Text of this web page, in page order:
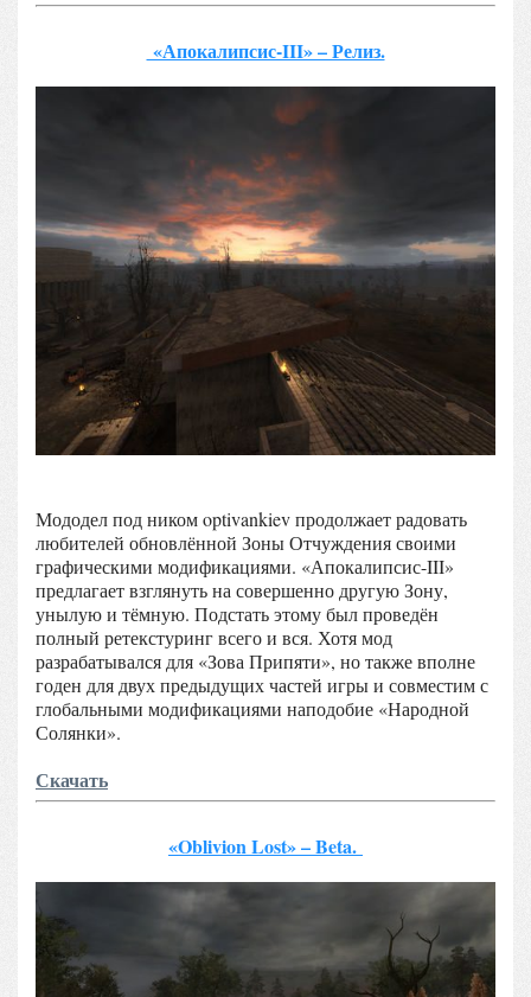
«Апокалипсис-III» – Релиз.
Мододел под ником optivankiev продолжает радовать
любителей обновлённой Зоны Отчуждения своими
графическими модификациями. «Апокалипсис-III»
предлагает взглянуть на совершенно другую Зону,
унылую и тёмную. Подстать этому был проведён
полный ретекстуринг всего и вся. Хотя мод
разрабатывался для «Зова Припяти», но также вполне
годен для двух предыдущих частей игры и совместим с
глобальными модификациями наподобие «Народной
Солянки».
Скачать
«Oblivion Lost» – Beta.